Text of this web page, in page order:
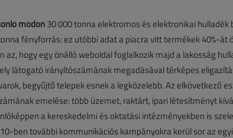
módon30 000 tonna elektromos és elektronikai
fényforrás: ez utóbbi adat a piacra vitt termékek 40%-át
az, hogy egy önálló weboldal foglalkozik majd a lakosság
látogató irányítószámának megadásával térképes
begyűjtő telepek esnek a legközelebb. Az elkövetkező
emelése: több üzemet, raktárt, ipari létesítményt
a kereskedelmi és oktatási intézményekben is
ben további kommunikációs kampányokra kerül sor az